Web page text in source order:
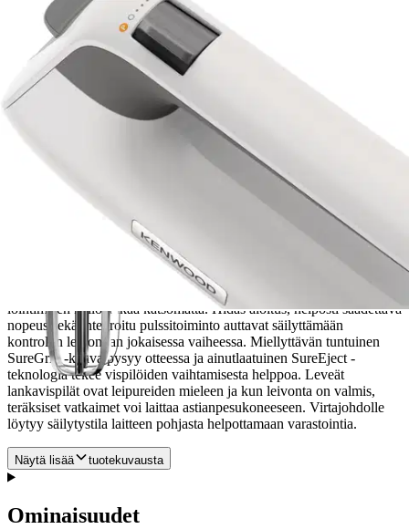
Etu ei koske Suuri‑lisäpalvelulla toimitettavia tuotteita.
Tarkista myymäläsaatavuus
Tuotekuvaus
Tehokas Kenwood QuickMix+ sähkövatkain sopii täydellisesti
kotileivontaan ja hiljainen 650 W DC moottori mahdollistaa reseptin
loihtimisen kellonaikaa katsomatta. Hidas aloitus, helposti säädettävä
nopeus sekä integroitu pulssitoiminto auttavat säilyttämään
kontrollin leivonnan jokaisessa vaiheessa. Miellyttävän tuntuinen
SureGrip -kahva pysyy otteessa ja ainutlaatuinen SureEject -
teknologia tekee vispilöiden vaihtamisesta helppoa. Leveät
lankavispilät ovat leipureiden mieleen ja kun leivonta on valmis,
teräksiset vatkaimet voi laittaa astianpesukoneeseen. Virtajohdolle
löytyy säilytystila laitteen pohjasta helpottamaan varastointia.
Näytä lisää tuotekuvausta
Ominaisuudet